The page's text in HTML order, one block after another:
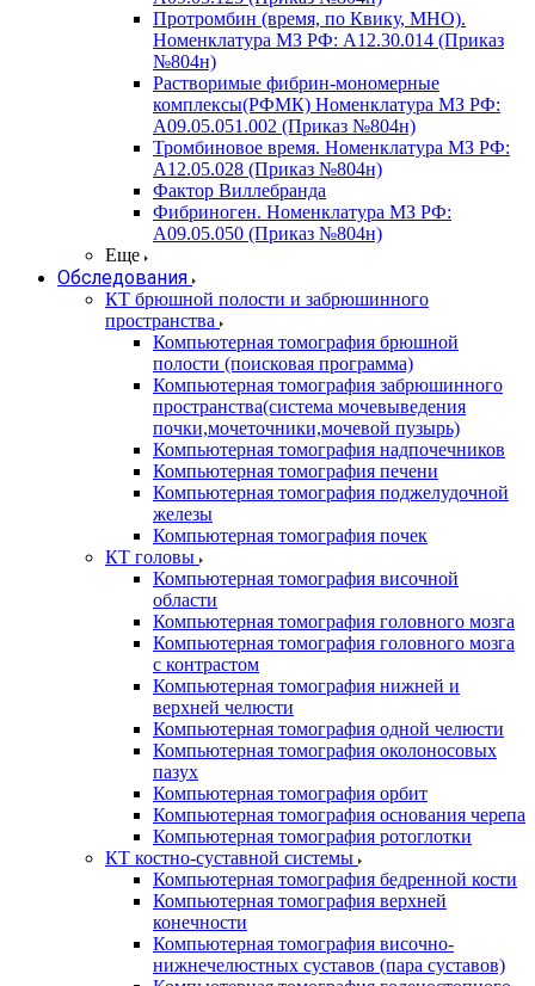
Протромбин (время, по Квику, МНО).
Номенклатура МЗ РФ: A12.30.014 (Приказ
№804н)
Растворимые фибрин-мономерные
комплексы(РФМК) Номенклатура МЗ РФ:
A09.05.051.002 (Приказ №804н)
Тромбиновое время. Номенклатура МЗ РФ:
A12.05.028 (Приказ №804н)
Фактор Виллебранда
Фибриноген. Номенклатура МЗ РФ:
A09.05.050 (Приказ №804н)
Еще
Обследования
КТ брюшной полости и забрюшинного
пространства
Компьютерная томография брюшной
полости (поисковая программа)
Компьютерная томография забрюшинного
пространства(система мочевыведения
почки,мочеточники,мочевой пузырь)
Компьютерная томография надпочечников
Компьютерная томография печени
Компьютерная томография поджелудочной
железы
Компьютерная томография почек
КТ головы
Компьютерная томография височной
области
Компьютерная томография головного мозга
Компьютерная томография головного мозга
с контрастом
Компьютерная томография нижней и
верхней челюсти
Компьютерная томография одной челюсти
Компьютерная томография околоносовых
пазух
Компьютерная томография орбит
Компьютерная томография основания черепа
Компьютерная томография ротоглотки
КТ костно-суставной системы
Компьютерная томография бедренной кости
Компьютерная томография верхней
конечности
Компьютерная томография височно-
нижнечелюстных суставов (пара суставов)